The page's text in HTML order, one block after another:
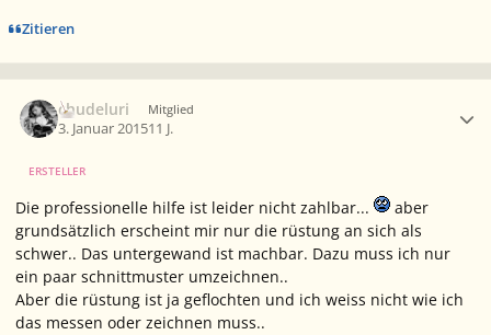
Zitieren
chudeluri Mitglied
3. Januar 201511 J.
ERSTELLER
Die professionelle hilfe ist leider nicht zahlbar...
aber
grundsätzlich erscheint mir nur die rüstung an sich als
schwer.. Das untergewand ist machbar. Dazu muss ich nur
ein paar schnittmuster umzeichnen..
Aber die rüstung ist ja geflochten und ich weiss nicht wie ich
das messen oder zeichnen muss..